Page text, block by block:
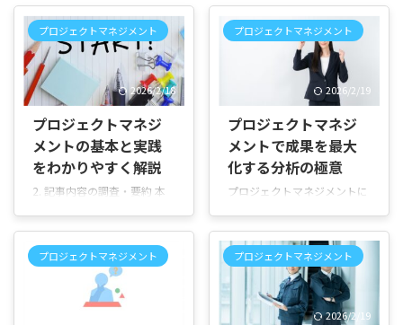
プロジェクトマネジメント
2026/2/18
プロジェクトマネジ
メントの基本と実践
をわかりやすく解説
2. 記事内容の調査・要約 本
識 ― 成功するプロジェクト
運営のために」というテーマ
のもと、プロジェクトマネジ
メントに関する基礎知識やプ
プロジェクトマネジメント
2026/2/19
プロジェクトマネジ
メントで成果を最大
化する分析の極意
プロジェクトマネジメントに
ジェクトマネジメントにおい
て「分析」とは、プロジェク
トの状態や結果を客観的に見
て把握し、課題や強みを見つ
け出すために行う活動です。
プロジェクトマネジメント プロジェクトマネジメント
2026/2/19